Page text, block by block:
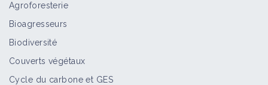
Agroforesterie
Bioagresseurs
Biodiversité
Couverts végétaux
Cycle du carbone et GES